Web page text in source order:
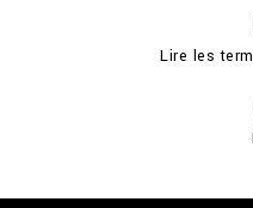
Lire les